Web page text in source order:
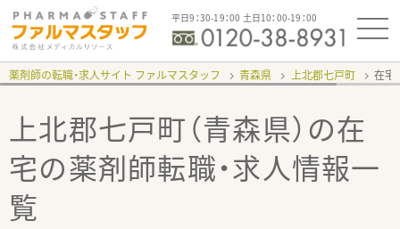
平日9：30-19：00 土日10：00-19：00
薬剤師の転職・求人サイト ファルマスタッフ 青森県 上北郡七戸町 在宅
上北郡七戸町（青森県）の在
宅の薬剤師転職・求人情報一
覧